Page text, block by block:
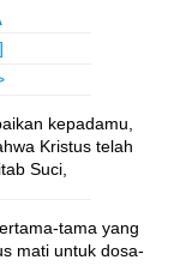
kepadamu,
Kristus telah
Suci,
tama yang
mati untuk dosa-